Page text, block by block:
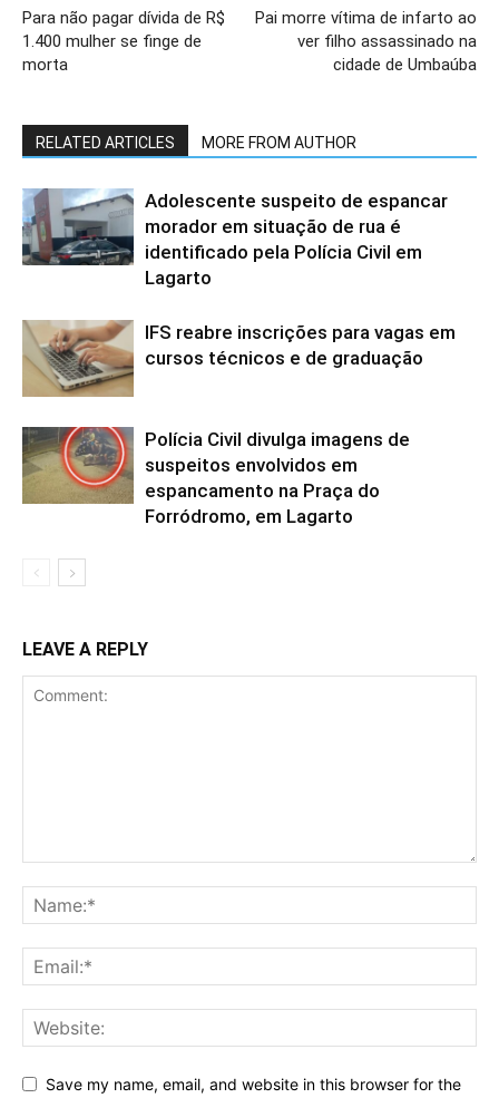
Para não pagar dívida de R$
1.400 mulher se finge de
morta
Pai morre vítima de infarto ao
ver filho assassinado na
cidade de Umbaúba
RELATED ARTICLES MORE FROM AUTHOR
Adolescente suspeito de espancar
morador em situação de rua é
identificado pela Polícia Civil em
Lagarto
IFS reabre inscrições para vagas em
cursos técnicos e de graduação
Polícia Civil divulga imagens de
suspeitos envolvidos em
espancamento na Praça do
Forródromo, em Lagarto
LEAVE A REPLY
Save my name, email, and website in this browser for the